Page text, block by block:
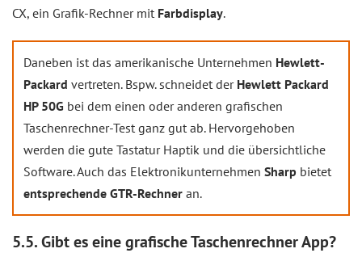
CX, ein Grafik-Rechner mit Farbdisplay.
Daneben ist das amerikanische Unternehmen Hewlett-
Packard vertreten. Bspw. schneidet der Hewlett Packard
HP 50G bei dem einen oder anderen grafischen
Taschenrechner-Test ganz gut ab. Hervorgehoben
werden die gute Tastatur Haptik und die übersichtliche
Software. Auch das Elektronikunternehmen Sharp bietet
entsprechende GTR-Rechner an.
5.5. Gibt es eine grafische Taschenrechner App?